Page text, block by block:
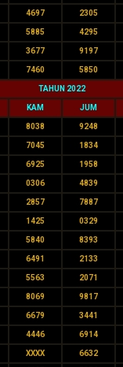
4697 2305
5885 4295
3677 9197
7460 5850
TAHUN 2022
KAM JUM
8038 9248
7045 1834
6925 1958
0306 4839
2857 7887
1425 0329
5840 8393
6491 2133
5563 2071
8069 9817
6679 3441
4446 6914
XXXX 6632